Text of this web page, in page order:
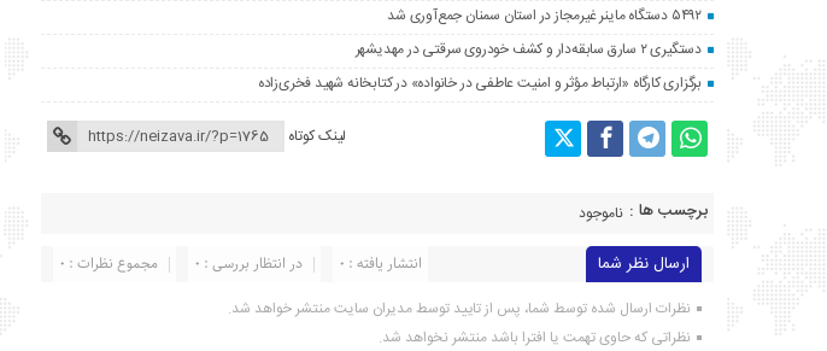
۵۴۹۲ دستگاه ماینر غیرمجاز در استان سمنان جمع‌آوری شد
دستگیری ۲ سارق سابقه‌دار و کشف خودروی سرقتی در مهدیشهر
برگزاری کارگاه «ارتباط مؤثر و امنیت عاطفی در خانواده» در کتابخانه شهید فخری‌زاده
لینک کوتاه
برچسب ها : ناموجود
ارسال نظر شما مجموع نظرات : 0 در انتظار بررسی : 0 انتشار یافته : ۰
نظرات ارسال شده توسط شما، پس از تایید توسط مدیران سایت منتشر خواهد شد.
نظراتی که حاوی تهمت یا افترا باشد منتشر نخواهد شد.